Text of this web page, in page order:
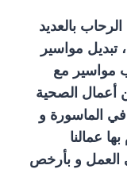
بالعديد
تبديل مواسير
مواسير مع
أعمال الصحية
الماسورة و
عمالنا
العمل و بأرخص